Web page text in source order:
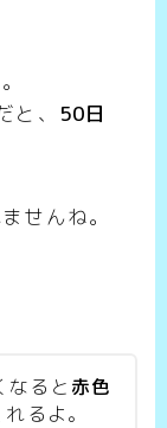
、 50日
せんね。
なると 赤色
るよ。